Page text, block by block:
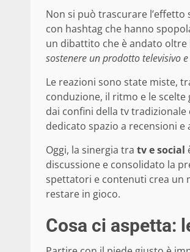
Non si può trascurare l’effetto
con hashtag che hanno
un dibattito che è andato
sostenere un prodotto televisivo
Le reazioni sono state miste,
conduzione, il ritmo e le
dai confini della tv
dedicato spazio a recensioni
Oggi, la sinergia tra tv e social
discussione e consolidato la
spettatori e contenuti crea un
restare in gioco.
Cosa ci aspetta: